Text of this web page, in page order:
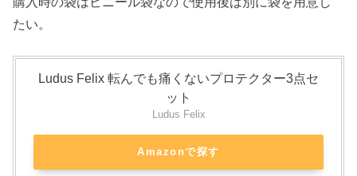
たい。
Ludus Felix 転んでも痛くないプロテクター3点セ
ット
Ludus Felix
Amazonで探す